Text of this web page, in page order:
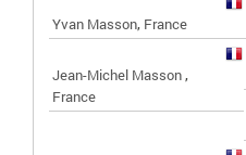
Yvan Masson, France
Jean-Michel Masson,
France